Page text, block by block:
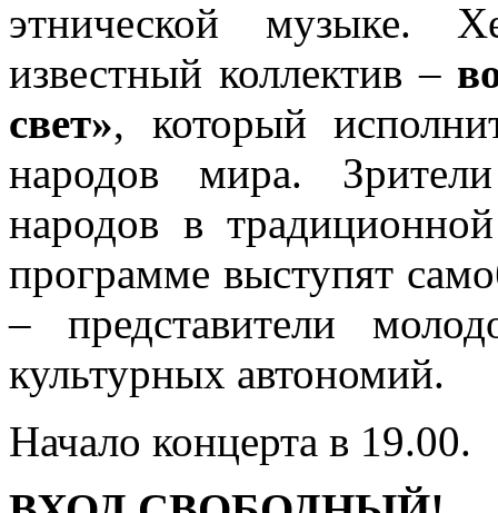
этнической музыке.
известный коллектив –
свет», который
народов мира.
народов в
программе выступят
– представители
культурных автономий.
Начало концерта в 19.00.